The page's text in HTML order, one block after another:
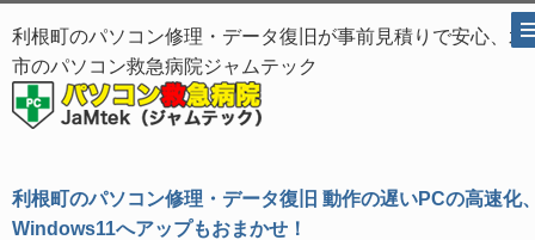
利根町のパソコン修理・データ復旧が事前見積りで安心、水
市のパソコン救急病院ジャムテック
利根町のパソコン修理・データ復旧 動作の遅いPCの高速化
Windows11へアップもおまかせ！